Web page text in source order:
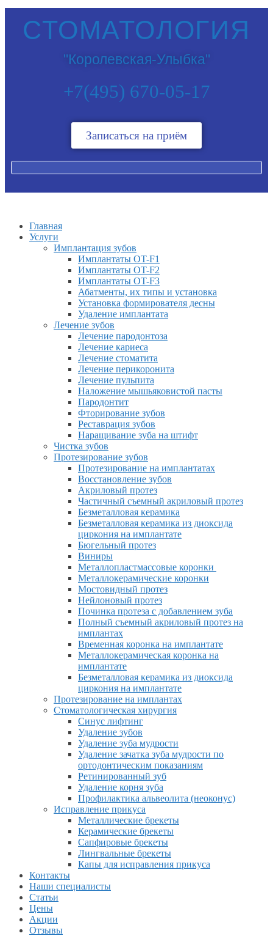
СТОМАТОЛОГИЯ
"Королевская-Улыбка"
+7(495) 670-05-17
Записаться на приём
Главная
Услуги
Имплантация зубов
Имплантаты OT-F1
Имплантаты OT-F2
Имплантаты OT-F3
Абатменты, их типы и установка
Установка формирователя десны
Удаление имплантата
Лечение зубов
Лечение пародонтоза
Лечение кариеса
Лечение стоматита
Лечение перикоронита
Лечение пульпита
Наложение мышьяковистой пасты
Пародонтит
Фторирование зубов
Реставрация зубов
Наращивание зуба на штифт
Чистка зубов
Протезирование зубов
Протезирование на имплантатах
Восстановление зубов
Акриловый протез
Частичный съемный акриловый протез
Безметалловая керамика
Безметалловая керамика из диоксида
циркония на имплантате
Бюгельный протез
Виниры
Металлопластмассовые коронки
Металлокерамические коронки
Мостовидный протез
Нейлоновый протез
Починка протеза с добавлением зуба
Полный съемный акриловый протез на
имплантах
Временная коронка на имплантате
Металлокерамическая коронка на
имплантате
Безметалловая керамика из диоксида
циркония на имплантате
Протезирование на имплантах
Стоматологическая хирургия
Синус лифтинг
Удаление зубов
Удаление зуба мудрости
Удаление зачатка зуба мудрости по
ортодонтическим показаниям
Ретинированный зуб
Удаление корня зуба
Профилактика альвеолита (неоконус)
Исправление прикуса
Металлические брекеты
Керамические брекеты
Сапфировые брекеты
Лингвальные брекеты
Капы для исправления прикуса
Контакты
Наши специалисты
Статьи
Цены
Акции
Отзывы